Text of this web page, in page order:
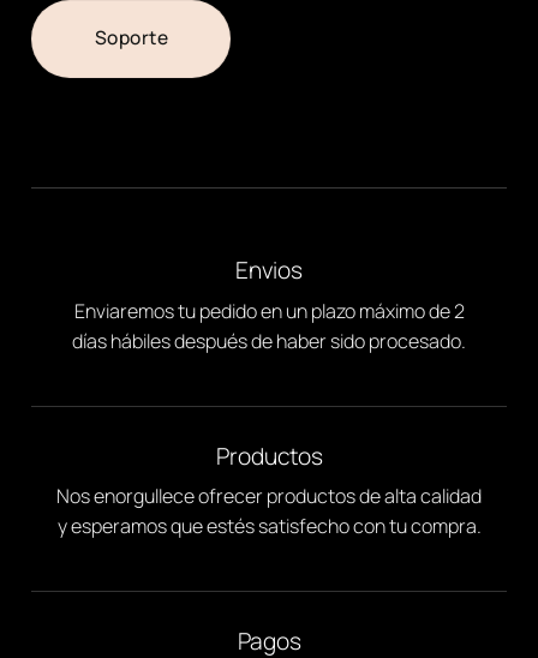
Soporte
Envios
Enviaremos tu pedido en un plazo máximo de 2
días hábiles después de haber sido procesado.
Productos
Nos enorgullece ofrecer productos de alta calidad
y esperamos que estés satisfecho con tu compra.
Pagos